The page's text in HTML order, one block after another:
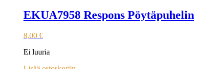
EKUA7958 Respons Pöytäpuhelin
8,00 €
Ei luuria